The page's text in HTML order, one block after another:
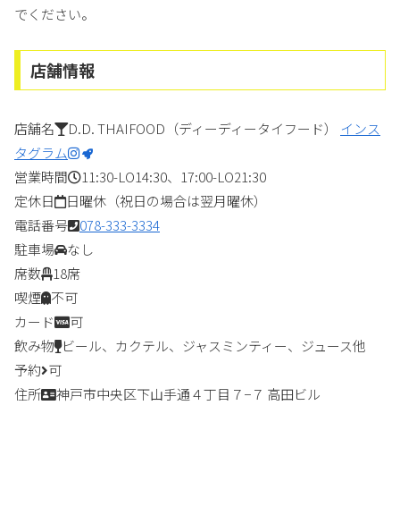
でください。
店舗情報
店舗名 D.D. THAIFOOD（ディーディータイフード） インス
タグラム
営業時間
11:30-LO14:30、17:00-LO21:30
定休日
日曜休（祝日の場合は翌月曜休）
電話番号
078-333-3334
駐車場
なし
席数
18席
喫煙 不可
カード
可
飲み物 ビール、カクテル、ジャスミンティー、ジュース他
予約 可
住所
神戸市中央区下山手通４丁目７−７ 高田ビル